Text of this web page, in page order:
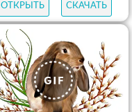
ОТКРЫТЬ СКАЧАТЬ